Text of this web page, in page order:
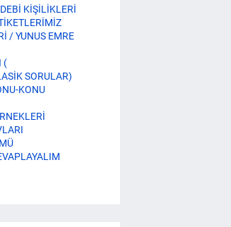
KİŞİLİKLERİ
/ YUNUS EMRE
(
SORULAR)
KONU